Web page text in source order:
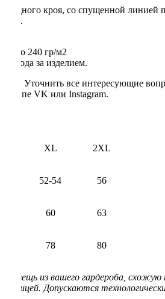
кроя, со спущенной
240 гр/м2
ухода за изделием.
Уточнить все интересующие
VK или Instagram.
XL 2XL
52-54 56
60 63
78 80
вещь из вашего гардероба,
Допускаются